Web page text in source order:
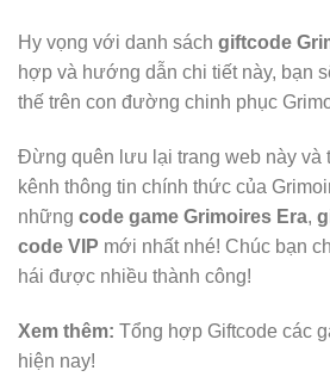
Hy vọng với danh sách giftcode
hợp và hướng dẫn chi tiết này, bạn
thế trên con đường chinh phục
Đừng quên lưu lại trang web này và
kênh thông tin chính thức của
những code game Grimoires Era,
code VIP mới nhất nhé! Chúc bạn
hái được nhiều thành công!
Xem thêm: Tổng hợp Giftcode các
hiện nay!